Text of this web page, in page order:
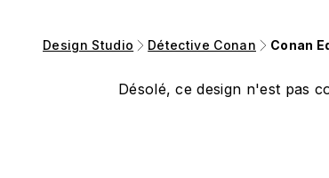
Design Studio Détective Conan Conan
Désolé, ce design n'est pas